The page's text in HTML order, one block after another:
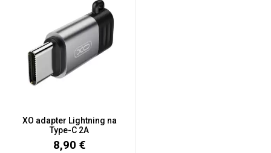
XO adapter Lightning na
Type-C 2A
8,90 €
Svemirska kolekcija